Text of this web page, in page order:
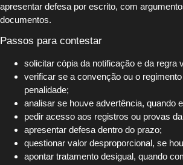
apresentar defesa por escrito, com
documentos.
Passos para contestar
solicitar cópia da notificação e da regra
verificar se a convenção ou o
penalidade;
analisar se houve advertência, quando
pedir acesso aos registros ou provas
apresentar defesa dentro do prazo;
questionar valor desproporcional, se
apontar tratamento desigual, quando